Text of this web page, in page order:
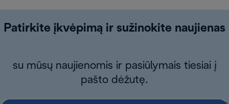
Patirkite įkvėpimą ir sužinokite naujienas
su mūsų naujienomis ir pasiūlymais tiesiai į
pašto dėžutę.